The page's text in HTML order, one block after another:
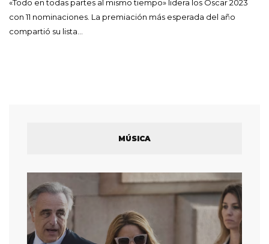
«Todo en todas partes al mismo tiempo» lidera los Oscar 2023
con 11 nominaciones. La premiación más esperada del año
compartió su lista…
MÚSICA